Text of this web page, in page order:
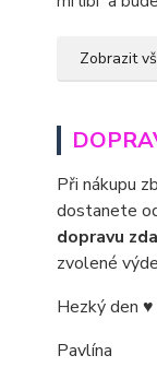
Zobrazit
Při nákupu
dostanete
dopravu
zvolené
Hezký den ♥
Pavlína